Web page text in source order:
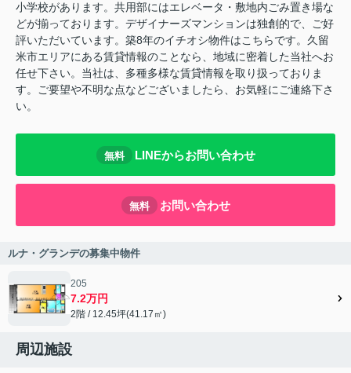
小学校があります。共用部にはエレベータ・敷地内ごみ置き場な
どが揃っております。デザイナーズマンションは独創的で、ご好
評いただいています。築8年のイチオシ物件はこちらです。久留
米市エリアにある賃貸情報のことなら、地域に密着した当社へお
任せ下さい。当社は、多種多様な賃貸情報を取り扱っておりま
す。ご要望や不明な点などございましたら、お気軽にご連絡下さ
い。
無料 LINEからお問い合わせ
無料 お問い合わせ
ルナ・グランデの募集中物件
205
7.2万円
2階 / 12.45坪(41.17㎡)
周辺施設